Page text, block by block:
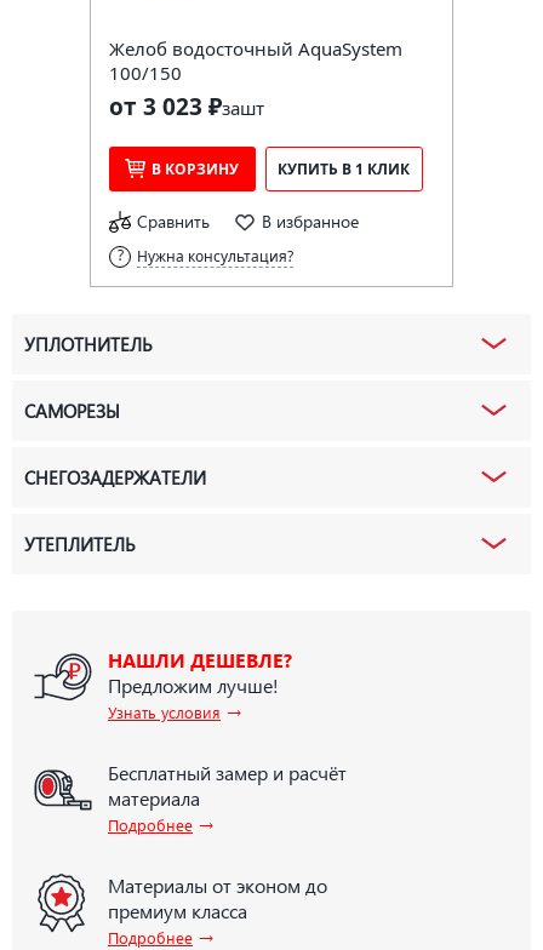
Желоб водосточный AquaSystem
100/150
от 3 023 ₽зашт
В КОРЗИНУ КУПИТЬ В 1 КЛИК
Сравнить В избранное
Нужна консультация?
УПЛОТНИТЕЛЬ
САМОРЕЗЫ
СНЕГОЗАДЕРЖАТЕЛИ
УТЕПЛИТЕЛЬ
НАШЛИ ДЕШЕВЛЕ?
Предложим лучше!
Узнать условия →
Бесплатный замер и расчёт
материала
Подробнее →
Материалы от эконом до
премиум класса
Подробнее →